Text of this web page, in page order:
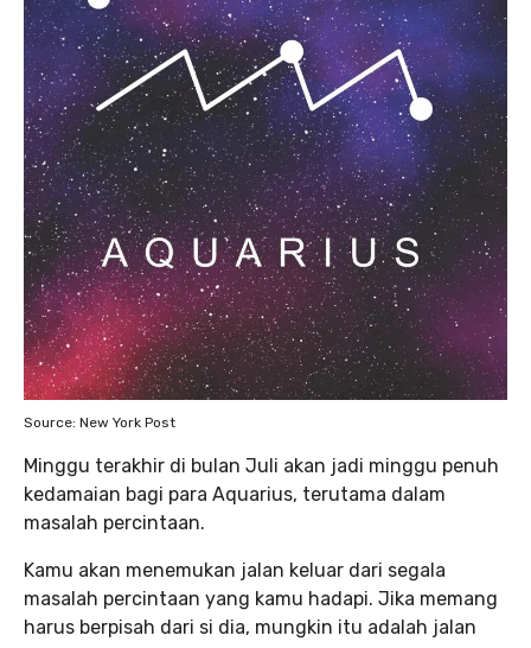
Source: New York Post
Minggu terakhir di bulan Juli akan jadi minggu penuh
kedamaian bagi para Aquarius, terutama dalam
masalah percintaan.
Kamu akan menemukan jalan keluar dari segala
masalah percintaan yang kamu hadapi. Jika memang
harus berpisah dari si dia, mungkin itu adalah jalan